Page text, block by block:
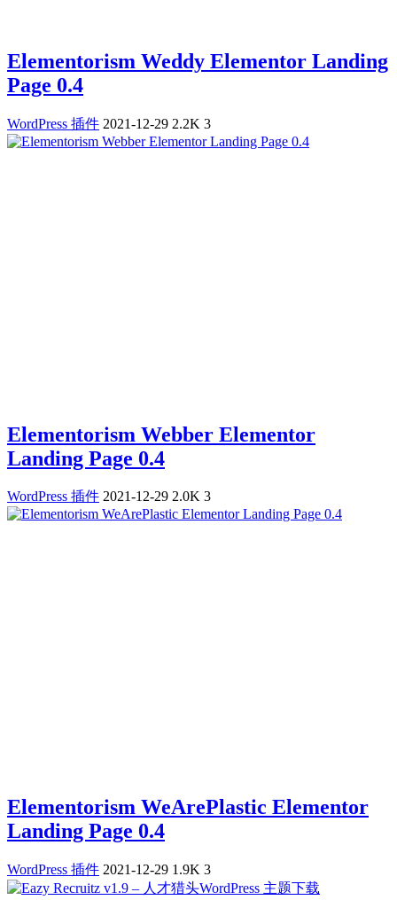
Elementorism Weddy Elementor Landing
Page 0.4
WordPress 插件 2021-12-29 2.2K 3
Elementorism Webber Elementor
Landing Page 0.4
WordPress 插件 2021-12-29 2.0K 3
Elementorism WeArePlastic Elementor
Landing Page 0.4
WordPress 插件 2021-12-29 1.9K 3